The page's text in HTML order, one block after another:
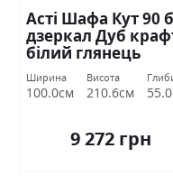
Асті Шафа Кут 90
дзеркал Дуб
білий глянець
Міромарк
Ширина
100.0см
Висота
210.6см
9 272 грн